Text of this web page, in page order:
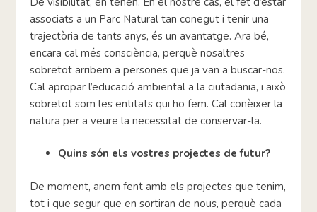
associats a un Parc Natural tan conegut i tenir una
trajectòria de tants anys, és un avantatge. Ara bé,
encara cal més consciència, perquè nosaltres
sobretot arribem a persones que ja van a buscar-nos.
Cal apropar l’educació ambiental a la ciutadania, i això
sobretot som les entitats qui ho fem. Cal conèixer la
natura per a veure la necessitat de conservar-la.
Quins són els vostres projectes de futur?
De moment, anem fent amb els projectes que tenim,
tot i que segur que en sortiran de nous, perquè cada